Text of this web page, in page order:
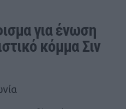
για ένωση
κόμμα Σιν